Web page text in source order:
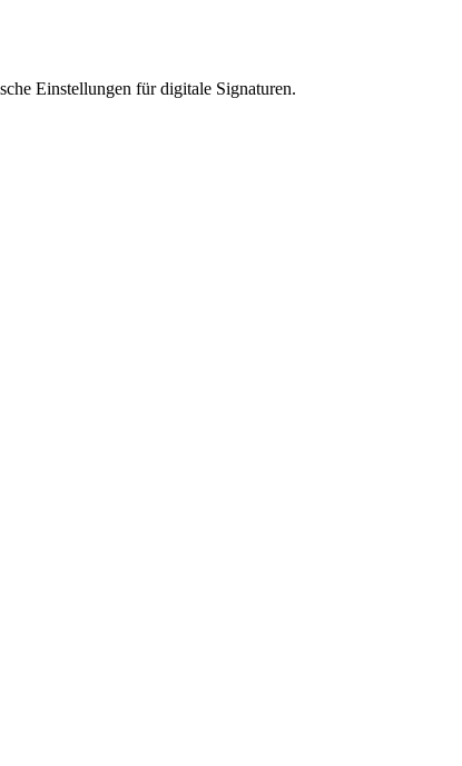
Einstellungen für digitale Signaturen.